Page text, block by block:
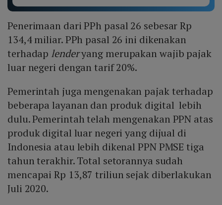
Penerimaan dari PPh pasal 26 sebesar Rp
134,4 miliar. PPh pasal 26 ini dikenakan
terhadap lenderyang merupakan wajib pajak
luar negeri dengan tarif 20%.
Pemerintah juga mengenakan pajak terhadap
beberapa layanan dan produk digital lebih
dulu. Pemerintah telah mengenakan PPN atas
produk digital luar negeri yang dijual di
Indonesia atau lebih dikenal PPN PMSE tiga
tahun terakhir. Total setorannya sudah
mencapai Rp 13,87 triliun sejak diberlakukan
Juli 2020.